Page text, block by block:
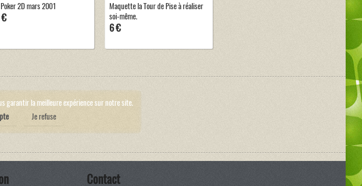
2D mars 2001
Maquette la Tour de Pise à réaliser
soi-même.
6 €
garantir la meilleure expérience sur notre site.
Je refuse
Contact